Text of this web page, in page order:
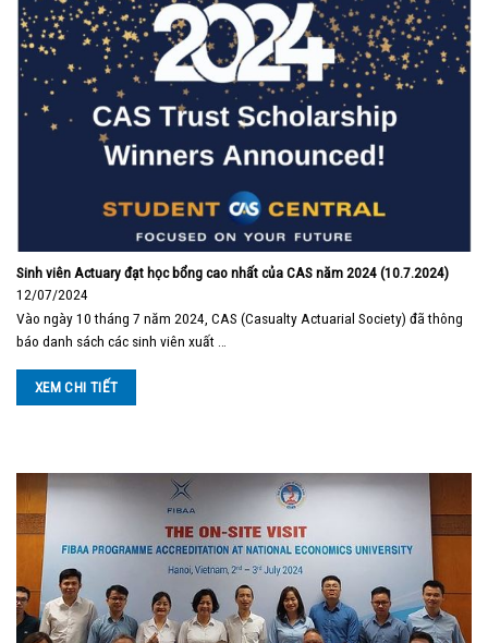
Sinh viên Actuary đạt học bổng cao nhất của CAS năm 2024 (10.7.2024)
12/07/2024
Vào ngày 10 tháng 7 năm 2024, CAS (Casualty Actuarial Society) đã thông
báo danh sách các sinh viên xuất …
XEM CHI TIẾT